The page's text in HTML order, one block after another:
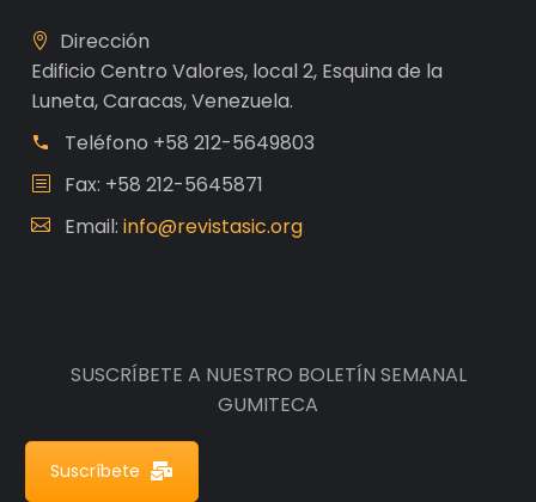
Dirección
Edificio Centro Valores, local 2, Esquina de la
Luneta, Caracas, Venezuela.
Teléfono +58 212-5649803
Fax: +58 212-5645871
Email: info@revistasic.org
SUSCRÍBETE A NUESTRO BOLETÍN SEMANAL
GUMITECA
Suscríbete